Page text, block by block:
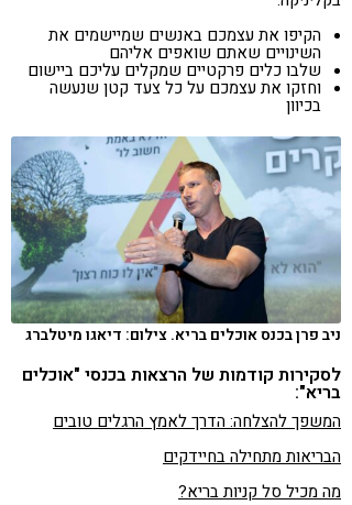
הקיפו את עצמכם באנשים שמיישמים את
השינויים שאתם שואפים אליהם
שלבו כלים פרקטיים שמקלים עליכם ביישום
וחזקו את עצמכם על כל צעד קטן שנעשה
בכיוון
ניב פרן בכנס אוכלים בריא. צילום: דיאגו מיטלברג
לסקירות קודמות של הרצאות בכנסי "אוכלים
בריא":
המשפך להצלחה: הדרך לאמץ הרגלים טובים
הבריאות מתחילה בחיידקים
מה מכיל סל קניות בריא?